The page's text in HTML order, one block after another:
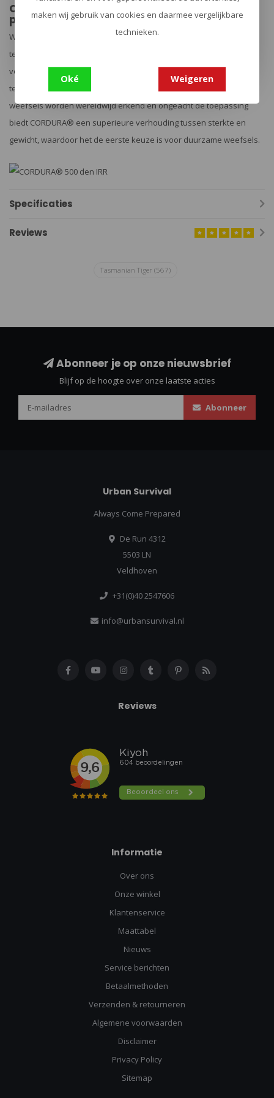
CORDURA® 500 DEN IRR | Samenstelling 100%
polyamide
We gebruiken de klassieke CORDURA® weefsels gemaakt van high
tenacity, air-jet textured nylon 6.6 in 500 Denier. Het materiaal
volgens TL 8305-0278 wordt gekenmerkt door stabiliteit op lange
termijn en een hoge schuur- en scheurweerstand. CORDURA®-
weefsels worden wereldwijd erkend en ongeacht de toepassing
biedt CORDURA® een superieure verhouding tussen sterkte en
gewicht, waardoor het de eerste keuze is voor duurzame weefsels.
Specificaties
Reviews
Tasmanian Tiger (567)
Abonneer je op onze nieuwsbrief
Blijf op de hoogte over onze laatste acties
Abonneer
Urban Survival
Always Come Prepared
De Run 4312
5503 LN
Veldhoven
+31(0)40 2547606
info@urbansurvival.nl
Reviews
Informatie
Over ons
Onze winkel
Klantenservice
Maattabel
Nieuws
Service berichten
Betaalmethoden
Verzenden & retourneren
Algemene voorwaarden
Disclaimer
Privacy Policy
Sitemap
maken wij gebruik van cookies en daarmee vergelijkbare
technieken.
Oké Weigeren